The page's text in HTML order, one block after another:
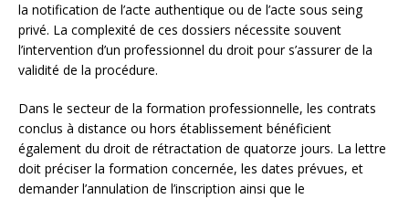
la notification de l’acte authentique ou de l’acte sous seing
privé. La complexité de ces dossiers nécessite souvent
l’intervention d’un professionnel du droit pour s’assurer de la
validité de la procédure.
Dans le secteur de la formation professionnelle, les contrats
conclus à distance ou hors établissement bénéficient
également du droit de rétractation de quatorze jours. La lettre
doit préciser la formation concernée, les dates prévues, et
demander l’annulation de l’inscription ainsi que le